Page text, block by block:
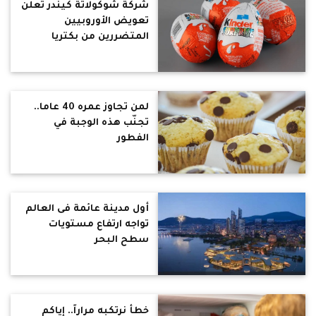
شركة شوكولاتة كيندر تعلن
تعويض الأوروبيين
المتضررين من بكتريا
لمن تجاوز عمره 40 عاما..
تجنّب هذه الوجبة في
الفطور
أول مدينة عائمة فى العالم
تواجه ارتفاع مستويات
سطح البحر
خطأ نرتكبه مراراً.. إياكم